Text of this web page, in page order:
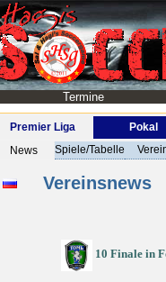
Termine
Premier Liga Pokal
News
Spiele/Tabelle
Vereinsnews
10 Finale in